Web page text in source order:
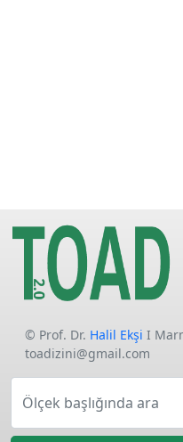
© Prof. Dr. Halil Ekşi I
toadizini@gmail.com
Ölçek başlığında ara